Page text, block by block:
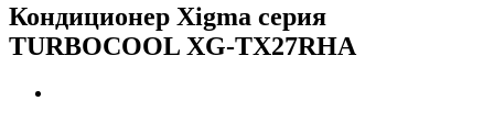
Кондиционер Xigma серия
TURBOCOOL XG-TХ27RHA